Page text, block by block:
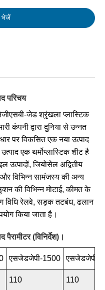
भेजें
परिचय
जेड श्रृंखला प्लास्टिक
कंपनी द्वारा दुनिया से उन्नत
पर विकसित एक नया उत्पाद
एक थर्मोप्लास्टिक शीट है
जियोसेल अद्वितीय
विभिन्न सामंजस्य की अन्य
की विभिन्न मोटाई, कीमत के
विधि रेलवे, सड़क तटबंध, ढलान
किया जाता है।
पैरामीटर (विनिर्देश)।
एसजेडजेपी-1500 एसजेडजेपी-
110 110